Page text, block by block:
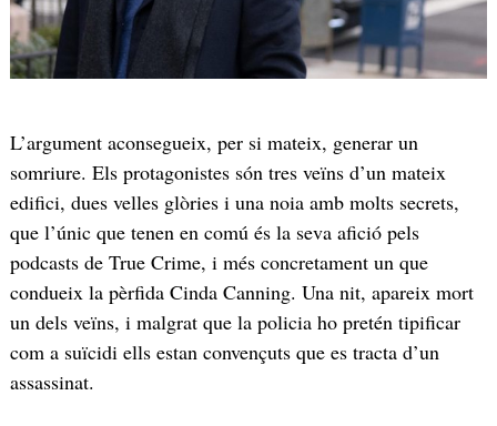
L’argument aconsegueix, per si mateix, generar un
somriure. Els protagonistes són tres veïns d’un mateix
edifici, dues velles glòries i una noia amb molts secrets,
que l’únic que tenen en comú és la seva afició pels
podcasts de True Crime, i més concretament un que
condueix la pèrfida Cinda Canning. Una nit, apareix mort
un dels veïns, i malgrat que la policia ho pretén tipificar
com a suïcidi ells estan convençuts que es tracta d’un
assassinat.